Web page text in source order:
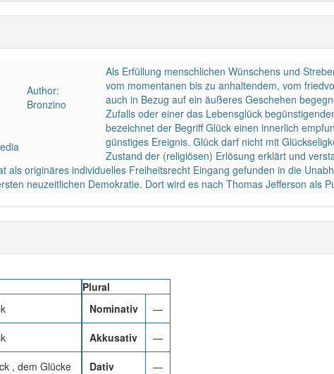
haben den Artikel korrekt erraten.
Author:
Bronzino
Als Erfüllung menschlichen Wünschens und
vom momentanen bis zu anhaltendem, vom
auch in Bezug auf ein äußeres Geschehen
Zufalls oder einer das Lebensglück
bezeichnet der Begriff Glück einen innerlich
günstiges Ereignis. Glück darf nicht mit
Zustand der (religiösen) Erlösung erklärt und
als originäres individuelles Freiheitsrecht Eingang gefunden in die
neuzeitlichen Demokratie. Dort wird es nach Thomas Jefferson als
, dem Glücke
Plural
Nominativ
—
Akkusativ —
Dativ —